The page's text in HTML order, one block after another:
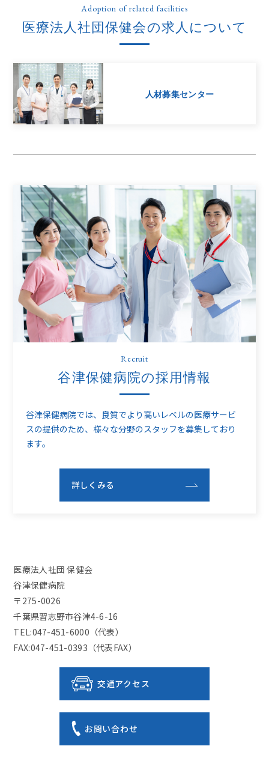
Adoption of related facilities
医療法人社団保健会の求人について
人材募集センター
Recruit
谷津保健病院の採用情報
谷津保健病院では、良質でより高いレベルの医療サービ
スの提供のため、 様々な分野のスタッフを募集しており
ます。
詳しくみる
医療法人社団 保健会
谷津保健病院
〒275-0026
千葉県習志野市谷津4-6-16
TEL:047-451-6000（代表）
FAX:047-451-0393（代表FAX）
交通アクセス
お問い合わせ